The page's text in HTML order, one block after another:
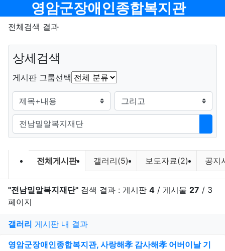
메뉴영암군장애인종합복지관
전체검색 결과
상세검색
그룹
게시판 그룹선택
검색조건
검색방법
검색어
검
검색 게시판 목록
전체게시판 갤러리(5) 보도자료(2) 공지
"전남밀알복지재단" 검색 결과 : 게시판 4 / 게시물 27 / 3
페이지
갤러리 게시판 내 결과
영암군장애인종합복지관, 사랑해孝 감사해孝 어버이날 기